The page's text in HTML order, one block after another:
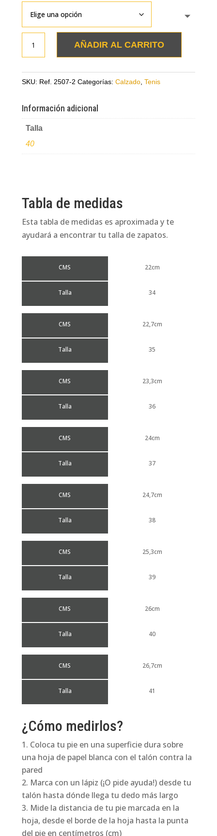
cuero
y
grabado
cantidad
AÑADIR AL CARRITO
SKU: Ref. 2507-2 Categorías: Calzado, Tenis
Información adicional
Talla
40
Tabla de medidas
Esta tabla de medidas es aproximada y te
ayudará a encontrar tu talla de zapatos.
CMS
Talla
22cm
34
CMS
Talla
22,7cm
35
CMS
Talla
23,3cm
36
CMS
Talla
24cm
37
CMS
Talla
24,7cm
38
CMS
Talla
25,3cm
39
CMS
Talla
26cm
40
CMS
Talla
26,7cm
41
¿Cómo medirlos?
Coloca tu pie en una superficie dura sobre
una hoja de papel blanca con el talón contra la
pared
Marca con un lápiz (¡O pide ayuda!) desde tu
talón hasta dónde llega tu dedo más largo
Mide la distancia de tu pie marcada en la
hoja, desde el borde de la hoja hasta la punta
del pie en centímetros (cm)